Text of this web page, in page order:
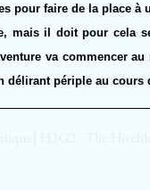
pour faire de la place à
mais il doit pour cela
va commencer
délirant périple au